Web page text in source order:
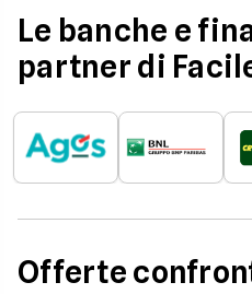
Le banche e
partner di
Offerte